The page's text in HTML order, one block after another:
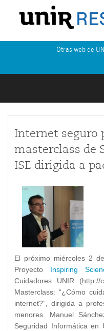
Otras web de
Internet seguro
masterclass de
ISE dirigida a
El próximo miércoles 2
Proyecto Inspiring
Cuidadores UNIR (http://
Masterclass: “¿Cómo
internet?”, dirigida a
menores. Manuel
Seguridad Informática en